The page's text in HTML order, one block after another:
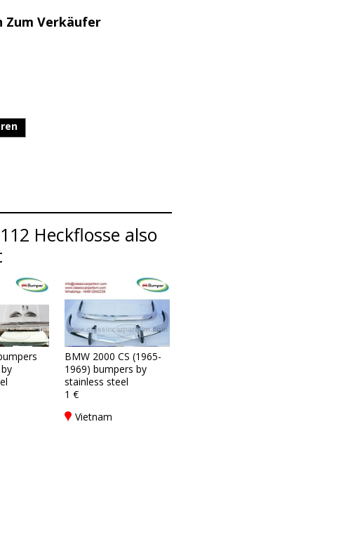
Zum Verkäufer
Heckflosse also
BMW 2000 CS (1965-
1969) bumpers by
stainless steel
1 €
Vietnam